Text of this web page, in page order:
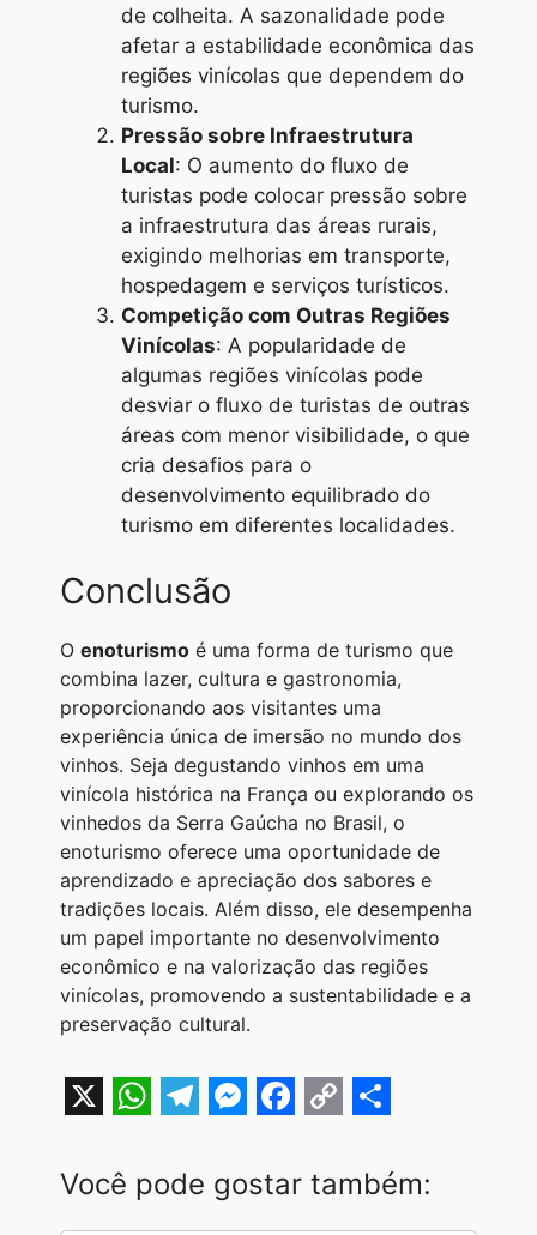
de colheita. A sazonalidade pode
afetar a estabilidade econômica das
regiões vinícolas que dependem do
turismo.
Pressão sobre Infraestrutura
Local: O aumento do fluxo de
turistas pode colocar pressão sobre
a infraestrutura das áreas rurais,
exigindo melhorias em transporte,
hospedagem e serviços turísticos.
Competição com Outras Regiões
Vinícolas: A popularidade de
algumas regiões vinícolas pode
desviar o fluxo de turistas de outras
áreas com menor visibilidade, o que
cria desafios para o
desenvolvimento equilibrado do
turismo em diferentes localidades.
Conclusão
O enoturismo é uma forma de turismo que
combina lazer, cultura e gastronomia,
proporcionando aos visitantes uma
experiência única de imersão no mundo dos
vinhos. Seja degustando vinhos em uma
vinícola histórica na França ou explorando os
vinhedos da Serra Gaúcha no Brasil, o
enoturismo oferece uma oportunidade de
aprendizado e apreciação dos sabores e
tradições locais. Além disso, ele desempenha
um papel importante no desenvolvimento
econômico e na valorização das regiões
vinícolas, promovendo a sustentabilidade e a
preservação cultural.
h
a
e
l
e
s
a
c
o
p
h
a
Você pode gostar também: